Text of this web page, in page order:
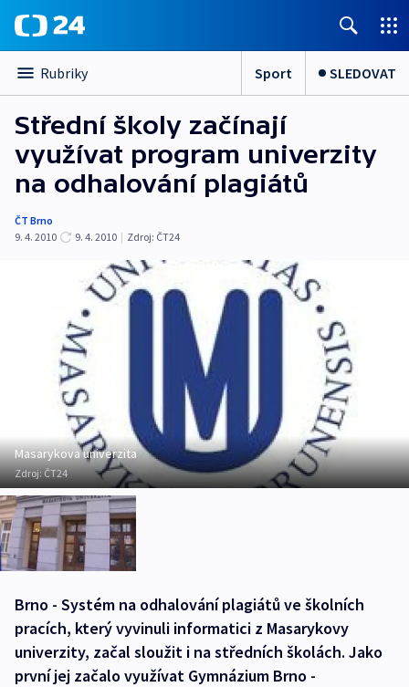
Rubriky Sport SLEDOVAT
Střední školy začínají
využívat program univerzity
na odhalování plagiátů
ČT Brno
9. 4. 2010
9. 4. 2010 | Zdroj: ČT24
Masarykova univerzita
Zdroj:ČT24
Brno - Systém na odhalování plagiátů ve školních
pracích, který vyvinuli informatici z Masarykovy
univerzity, začal sloužit i na středních školách. Jako
první jej začalo využívat Gymnázium Brno -